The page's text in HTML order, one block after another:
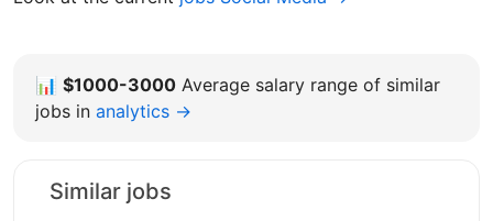
📊 $1000-3000 Average salary range of similar
jobs in analytics →
Similar jobs